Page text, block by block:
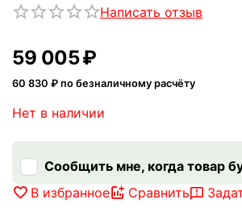
Написать отзыв
59 005₽
60 830 ₽ по безналичному расчёту
Нет в наличии
Сообщить мне, когда товар
В избранное
Сравнить